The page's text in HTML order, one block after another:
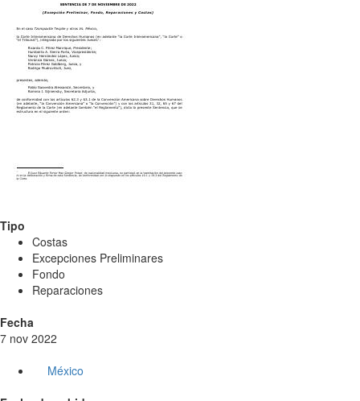
Tipo
Costas
Excepciones Preliminares
Fondo
Reparaciones
Fecha
7 nov 2022
México